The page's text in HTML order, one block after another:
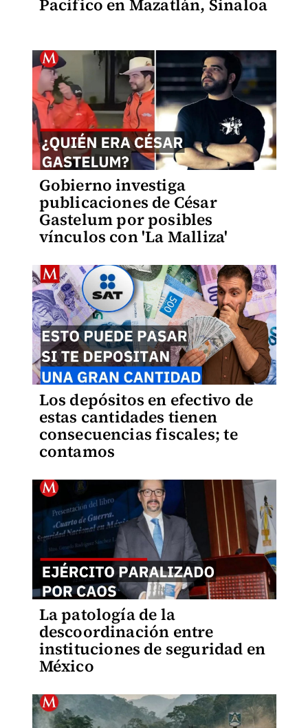
Pacífico en Mazatlán, Sinaloa
Gobierno investiga
publicaciones de César
Gastelum por posibles
vínculos con 'La Malliza'
Los depósitos en efectivo de
estas cantidades tienen
consecuencias fiscales; te
contamos
La patología de la
descoordinación entre
instituciones de seguridad en
México